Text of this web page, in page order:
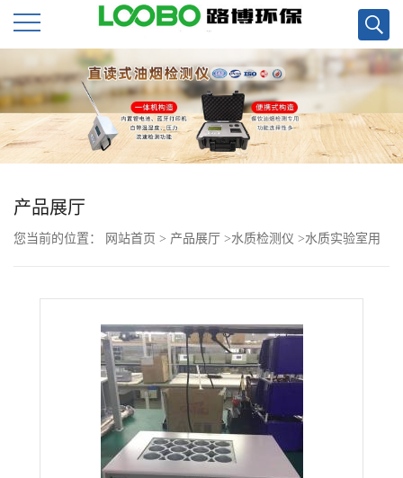
公
司
首
页
公
产品展厅
您当前的位置： 网站首页 > 产品展厅 >水质检测仪 >水质实验室用